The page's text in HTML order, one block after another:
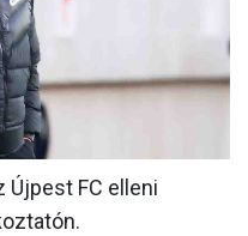
FC elleni